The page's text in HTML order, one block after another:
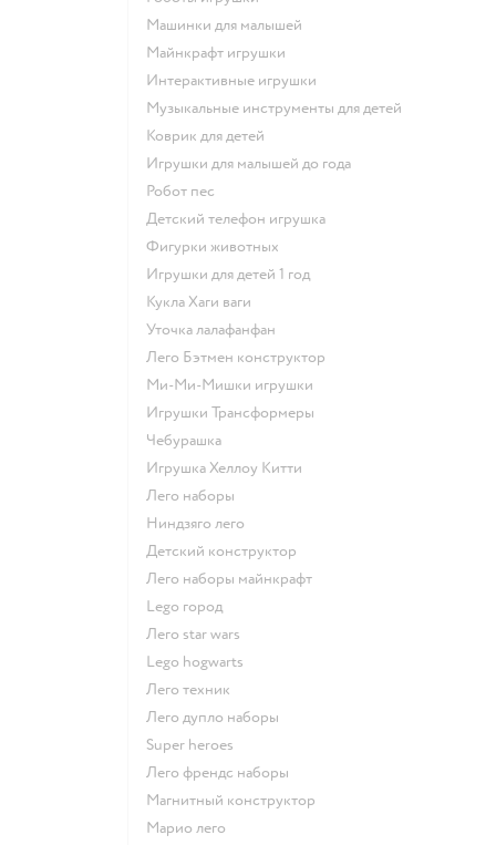
Машинки для малышей
Майнкрафт игрушки
Интерактивные игрушки
Музыкальные инструменты для детей
Коврик для детей
Игрушки для малышей до года
Робот пес
Детский телефон игрушка
Фигурки животных
Игрушки для детей 1 год
Кукла Хаги ваги
Уточка лалафанфан
Лего Бэтмен конструктор
Ми-Ми-Мишки игрушки
Игрушки Трансформеры
Чебурашка
Игрушка Хеллоу Китти
Лего наборы
Ниндзяго лего
Детский конструктор
Лего наборы майнкрафт
Lego город
Лего star wars
Lego hogwarts
Лего техник
Лего дупло наборы
Super heroes
Лего френдс наборы
Магнитный конструктор
Марио лего